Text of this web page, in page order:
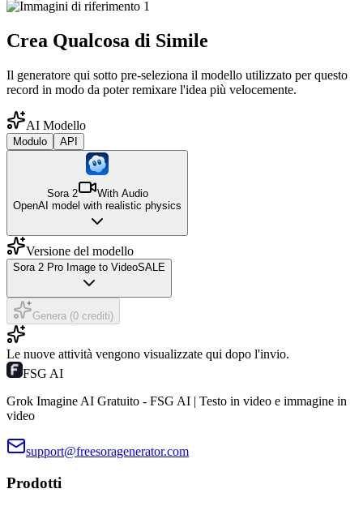
Crea Qualcosa di Simile
Il generatore qui sotto pre-seleziona il modello utilizzato per questo
record in modo da poter remixare l'idea più velocemente.
AI Modello
Modulo API
Sora 2
With Audio
OpenAI model with realistic physics
Versione del modello
Sora 2 Pro Image to VideoSALE
Genera (0 crediti)
Le nuove attività vengono visualizzate qui dopo l'invio.
FSG AI
Grok Imagine AI Gratuito - FSG AI | Testo in video e immagine in
video
support@freesoragenerator.com
Prodotti